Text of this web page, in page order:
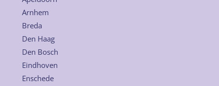
Arnhem
Breda
Den Haag
Den Bosch
Eindhoven
Enschede